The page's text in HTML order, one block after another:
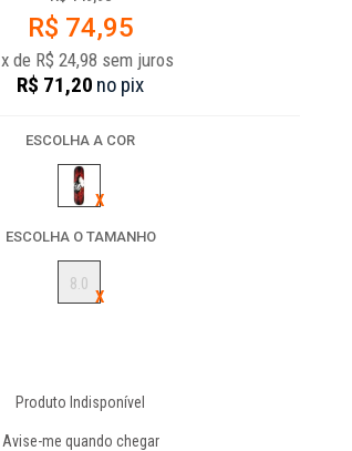
R$ 74,95
x de R$ 24,98 sem juros
R$ 71,20 no pix
ESCOLHA A COR
ESCOLHA O TAMANHO
8.0
Produto Indisponível
Avise-me quando chegar